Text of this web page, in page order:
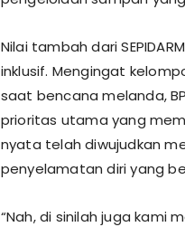
​Nilai tambah dari
inklusif. Mengingat
saat bencana melanda,
prioritas utama yang
nyata telah diwujudkan
penyelamatan diri yang
​“Nah, di sinilah juga kami